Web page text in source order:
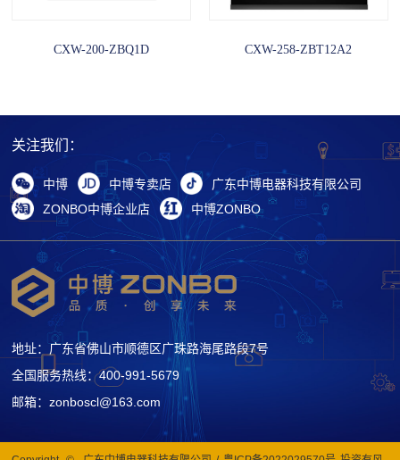
CXW-200-ZBQ1D CXW-258-ZBT12A2
关注我们：
中博 中博专卖店
广东中博电器科技有限公司
ZONBO中博企业店
中博ZONBO
地址：广东省佛山市顺德区广珠路海尾路段7号
全国服务热线：400-991-5679
邮箱：zonboscl@163.com